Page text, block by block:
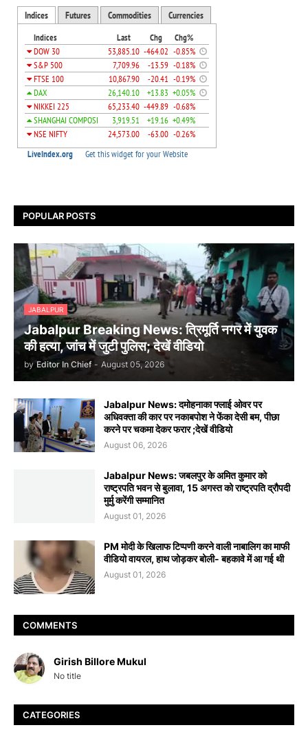
POPULAR POSTS
JABALPUR
Jabalpur Breaking News: त्रिमूर्ति नगर में युवक
की हत्या, जांच में जुटी पुलिस; देखें वीडियो
by Editor In Chief - August 05, 2026
Jabalpur News: दमोहनाका फ्लाई ओवर पर
अधिवक्ता की कार पर नकाबपोश ने फेंका देसी बम, पीछा
करने पर चकमा देकर फरार ;देखें वीडियो
August 06, 2026
Jabalpur News: जबलपुर के अमित कुमार को
राष्ट्रपति भवन से बुलावा, 15 अगस्त को राष्ट्रपति द्रौपदी
मुर्मु करेंगी सम्मानित
August 01, 2026
PM मोदी के खिलाफ टिप्पणी करने वाली नाबालिग का माफी
वीडियो वायरल, हाथ जोड़कर बोली- बहकावे में आ गई थी
August 01, 2026
COMMENTS
Girish Billore Mukul
No title
CATEGORIES